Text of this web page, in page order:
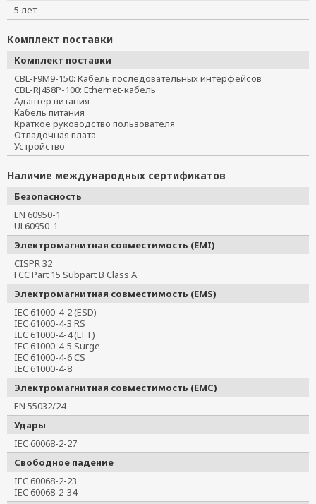
5 лет
Комплект поставки
Комплект поставки
CBL-F9M9-150: Кабель последовательных интерфейсов
CBL-RJ458P-100: Ethernet-кабель
Адаптер питания
Кабель питания
Краткое руководство пользователя
Отладочная плата
Устройство
Наличие международных сертификатов
Безопасность
EN 60950-1
UL60950-1
Электромагнитная совместимость (EMI)
CISPR 32
FCC Part 15 Subpart B Class A
Электромагнитная совместимость (EMS)
IEC 61000-4-2 (ESD)
IEC 61000-4-3 RS
IEC 61000-4-4 (EFT)
IEC 61000-4-5 Surge
IEC 61000-4-6 CS
IEC 61000-4-8
Электромагнитная совместимость (EMC)
EN 55032/24
Удары
IEC 60068-2-27
Свободное падение
IEC 60068-2-23
IEC 60068-2-34